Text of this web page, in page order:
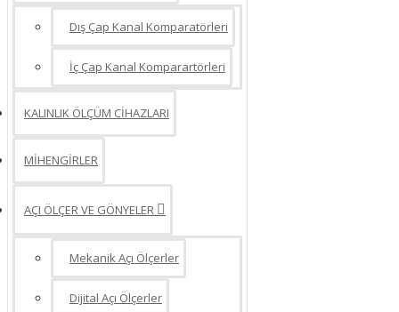
Dış Çap Kanal Komparatörleri
İç Çap Kanal Komparartörleri
KALINLIK ÖLÇÜM CİHAZLARI
MİHENGİRLER
AÇI ÖLÇER VE GÖNYELER
Mekanik Açı Ölçerler
Dijital Açı Ölçerler